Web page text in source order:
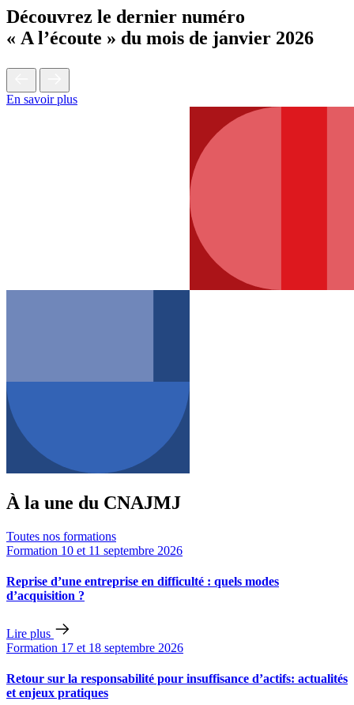
Découvrez le dernier numéro
« A l’écoute » du mois de janvier 2026
En savoir plus
À la une du CNAJMJ
Toutes nos formations
Formation 10 et 11 septembre 2026
Reprise d’une entreprise en difficulté : quels modes
d’acquisition ?
Lire plus
Formation 17 et 18 septembre 2026
Retour sur la responsabilité pour insuffisance d’actifs: actualités
et enjeux pratiques